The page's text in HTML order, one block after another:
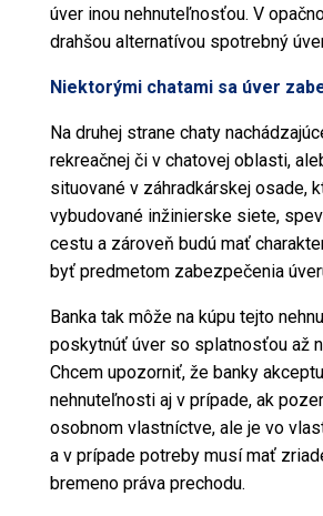
úver inou nehnuteľnosťou. V
drahšou alternatívou spotrebný
Niektorými chatami sa úver
Na druhej strane chaty
rekreačnej či v chatovej oblasti,
situované v záhradkárskej osade,
vybudované inžinierske siete,
cestu a zároveň budú mať
byť predmetom zabezpečenia
Banka tak môže na kúpu tejto
poskytnúť úver so splatnosťou až
Chcem upozorniť, že banky
nehnuteľnosti aj v prípade, ak
osobnom vlastníctve, ale je vo
a v prípade potreby musí mať
bremeno práva prechodu.